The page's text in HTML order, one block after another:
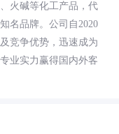
火碱等化工产品，代
名品牌。公司自2020
竞争优势，迅速成为
业实力赢得国内外客